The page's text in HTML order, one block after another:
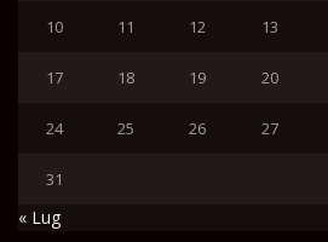
10 11 12 13
17 18 19 20
24 25 26 27
31
« Lug